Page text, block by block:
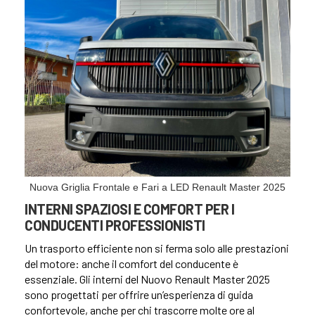
Nuova Griglia Frontale e Fari a LED Renault Master 2025
INTERNI SPAZIOSI E COMFORT PER I
CONDUCENTI PROFESSIONISTI
Un trasporto efficiente non si ferma solo alle prestazioni
del motore: anche il comfort del conducente è
essenziale. Gli interni del Nuovo Renault Master 2025
sono progettati per offrire un’esperienza di guida
confortevole, anche per chi trascorre molte ore al